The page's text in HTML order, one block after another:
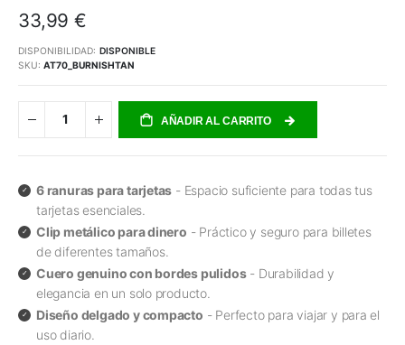
33,99 €
DISPONIBILIDAD: DISPONIBLE
SKU AT70_BURNISHTAN
AÑADIR AL CARRITO
6 ranuras para tarjetas - Espacio suficiente para todas tus
tarjetas esenciales.
Clip metálico para dinero - Práctico y seguro para billetes
de diferentes tamaños.
Cuero genuino con bordes pulidos- Durabilidad y
elegancia en un solo producto.
Diseño delgado y compacto - Perfecto para viajar y para el
uso diario.